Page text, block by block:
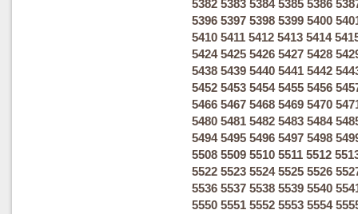
5382 5383 5384 5385 5386
5396 5397 5398 5399 5400
5410 5411 5412 5413 5414
5424 5425 5426 5427 5428
5438 5439 5440 5441 5442
5452 5453 5454 5455 5456
5466 5467 5468 5469 5470
5480 5481 5482 5483 5484
5494 5495 5496 5497 5498
5508 5509 5510 5511 5512
5522 5523 5524 5525 5526
5536 5537 5538 5539 5540
5550 5551 5552 5553 5554